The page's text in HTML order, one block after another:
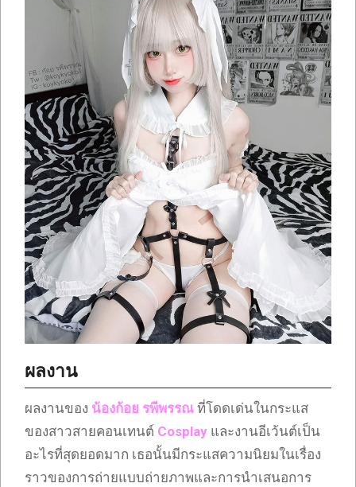
ผลงาน
ผลงานของ น้องก้อย รพีพรรณ ที่โดดเด่นในกระแส
ของสาวสายคอนเทนต์ Cosplay และงานอีเว้นต์เป็น
อะไรที่สุดยอดมาก เธอนั้นมีกระแสความนิยมในเรื่อง
ราวของการถ่ายแบบถ่ายภาพและการนำเสนอการ